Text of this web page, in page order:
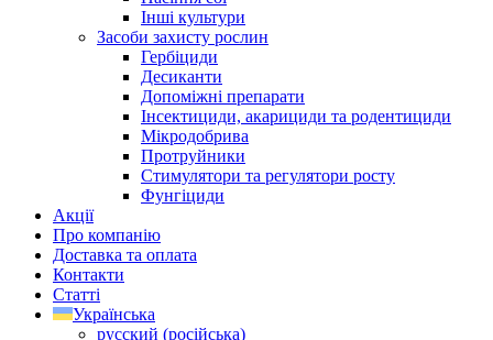
Інші культури
Засоби захисту рослин
Гербіциди
Десиканти
Допоміжні препарати
Інсектициди, акарициди та родентициди
Мікродобрива
Протруйники
Стимулятори та регулятори росту
Фунгіциди
Акції
Про компанію
Доставка та оплата
Контакти
Статті
Українська
русский (російська)